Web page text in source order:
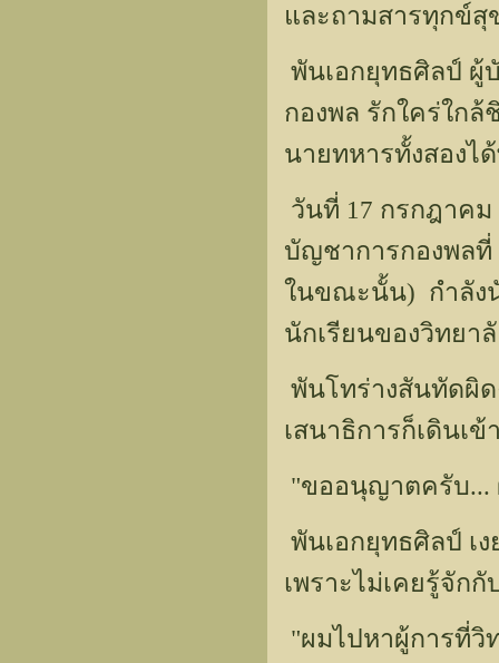
และถามสารทุกข์สุ
พันเอกยุทธศิลป์ ผู้
กองพล รักใคร่ใก
นายทหารทั้งสองไ
วันที่ 17 กรกฎาคม
บัญชาการกองพล
ในขณะนั้น) กำลัง
นักเรียนของวิทยา
พันโทร่างสันทัดผิ
เสนาธิการก็เดินเข้
"ขออนุญาตครับ...
พันเอกยุทธศิลป์ เ
เพราะไม่เคยรู้จัก
"ผมไปหาผู้การที่วิ